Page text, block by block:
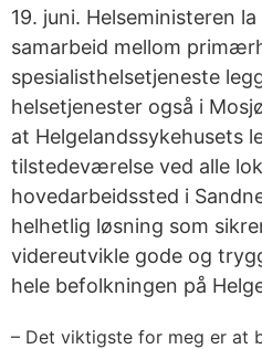
19. juni. Helseministeren
samarbeid mellom
spesialisthelsetjeneste
helsetjenester også i
at Helgelandssykehusets
tilstedeværelse ved alle
hovedarbeidssted i
helhetlig løsning som
videreutvikle gode og
hele befolkningen på
– Det viktigste for meg er at